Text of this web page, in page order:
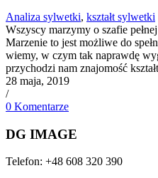
Analiza sylwetki, kształt sylwetki
Wszyscy marzymy o szafie
Marzenie to jest możliwe do
wiemy, w czym tak naprawdę
przychodzi nam znajomość
28 maja, 2019
/
0 Komentarze
DG IMAGE
Telefon: +48 608 320 390